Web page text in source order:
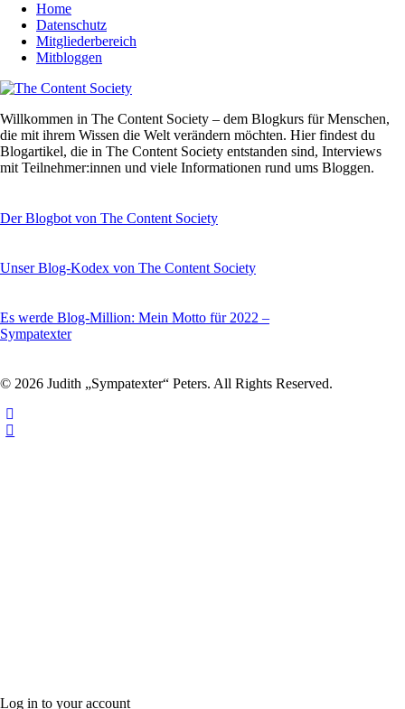
Home
Datenschutz
Mitgliederbereich
Mitbloggen
Willkommen in The Content Society – dem Blogkurs für Menschen,
die mit ihrem Wissen die Welt verändern möchten. Hier findest du
Blogartikel, die in The Content Society entstanden sind, Interviews
mit Teilnehmer:innen und viele Informationen rund ums Bloggen.
Der Blogbot von The Content Society
Unser Blog-Kodex von The Content Society
Es werde Blog-Million: Mein Motto für 2022 –
Sympatexter
© 2026 Judith „Sympatexter“ Peters. All Rights Reserved.
Log in to your account